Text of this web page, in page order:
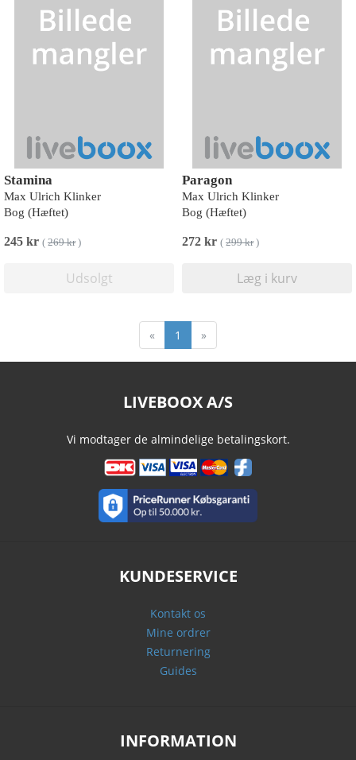
Stamina
Max Ulrich Klinker
Bog (Hæftet)
245 kr ( 269 kr)
Udsolgt
Paragon
Max Ulrich Klinker
Bog (Hæftet)
272 kr ( 299 kr)
Læg i kurv
« 1 »
LIVEBOOX A/S
Vi modtager de almindelige betalingskort.
KUNDESERVICE
Kontakt os
Mine ordrer
Returnering
Guides
INFORMATION